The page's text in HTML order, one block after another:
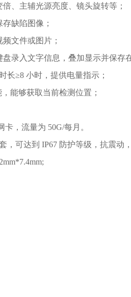
、主辅光源亮度、镜头旋转等；
缺陷图像；
文件或图片；
录入文字信息，叠加显示并保存
长≥8 小时，提供电量指示；
能够获取当前检测位置；
卡，流量为 50G/每月。
，可达到 IP67 防护等级，抗震动